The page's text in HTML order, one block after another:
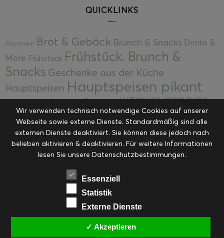
QUICKLINKS
Allgemein Brot & Gebäck Brunch & Snacks Drinks &
More Frühstück Frühstück, Brunch &
Snacks Geschenke aus der Küche
Hauptspeisen Hauptspeisen pikant
Hauptspeisen süßKekseKITCHENSTORIES
Kuchen, Torten & Desserts Kuchen und
Desserts Kulinarik Kulinarische Mitbringsel &
Eingemachtes Ohne Kategorie Ostern Resteküche
RezepteSaisonalSliderStartseite
Suppen, Salate & Vorspeisen
Vorspeisen, Salate & Suppen
Weihnachten Workshops & Events
Wir verwenden technisch notwendige Cookies auf unserer
Webseite sowie externe Dienste. Standardmäßig sind alle
externen Dienste deaktiviert. Sie können diese jedoch nach
belieben aktivieren & deaktivieren. Für weitere Informationen
lesen Sie unsere Datenschutzbestimmungen.
Essenziell
Statistik
Externe Dienste
✓ Akzeptieren